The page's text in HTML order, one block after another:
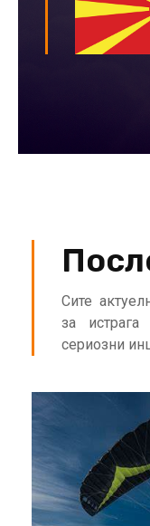
Сите
за
сериозни